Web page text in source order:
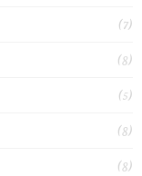
(7)
(8)
(5)
(8)
(8)